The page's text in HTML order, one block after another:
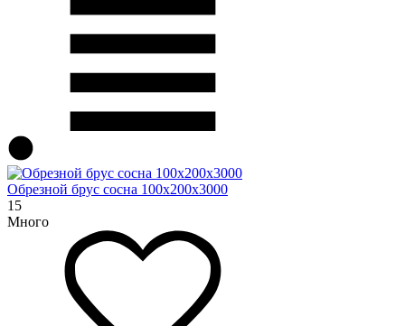
Обрезной брус сосна 100х200х3000
15
Много